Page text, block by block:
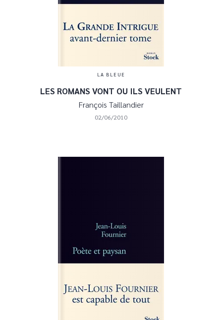
LA BLEUE
LES ROMANS VONT OU ILS VEULENT
François Taillandier
02/06/2010